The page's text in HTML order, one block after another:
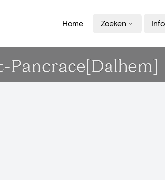
Home Zoeken Info
Pancrace[Dalhem]